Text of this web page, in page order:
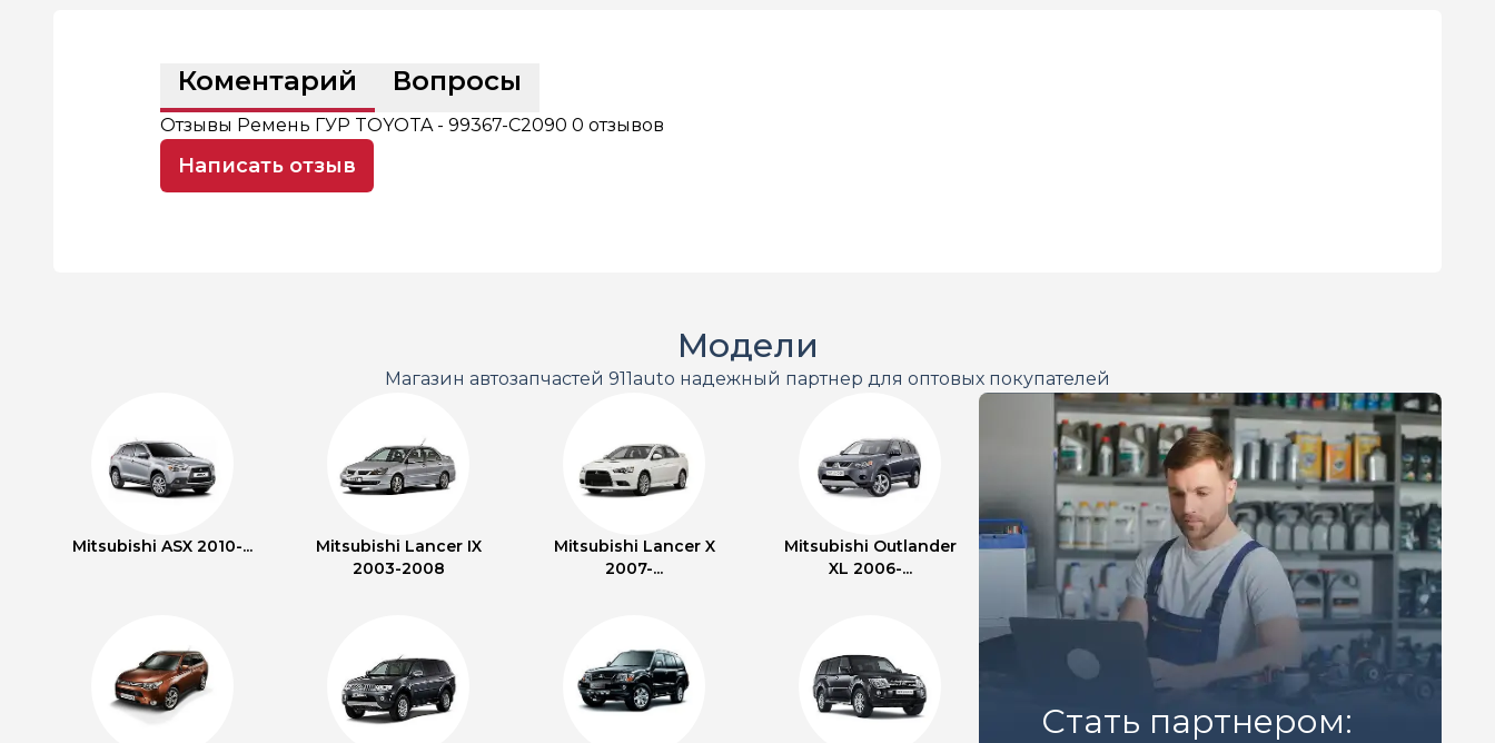
Коментарий Вопросы
Отзывы Ремень ГУР TOYOTA - 99367-C2090 0 отзывов
Написать отзыв
Модели
Магазин автозапчастей 911auto надежный партнер для оптовых покупателей
Mitsubishi ASX 2010-...
Mitsubishi Lancer IX
2003-2008
Mitsubishi Lancer X
2007-...
Mitsubishi Outlander
XL 2006-...
Стать партнером: